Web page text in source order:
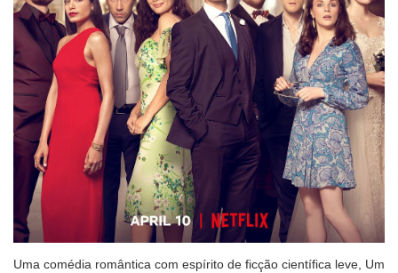
Uma comédia romântica com espírito de ficção científica leve, Um